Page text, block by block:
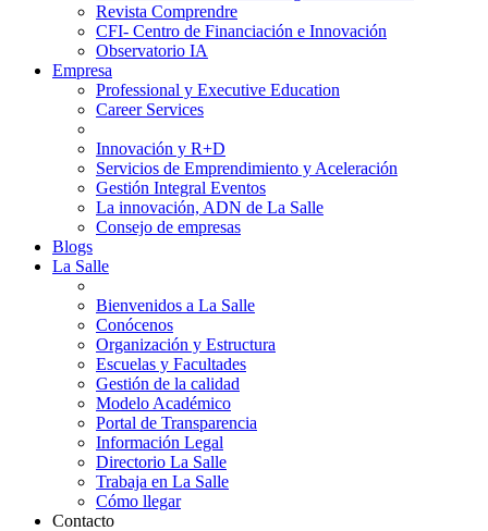
Revista Comprendre
CFI- Centro de Financiación e Innovación
Observatorio IA
Empresa
Professional y Executive Education
Career Services
Innovación y R+D
Servicios de Emprendimiento y Aceleración
Gestión Integral Eventos
La innovación, ADN de La Salle
Consejo de empresas
Blogs
La Salle
Bienvenidos a La Salle
Conócenos
Organización y Estructura
Escuelas y Facultades
Gestión de la calidad
Modelo Académico
Portal de Transparencia
Información Legal
Directorio La Salle
Trabaja en La Salle
Cómo llegar
Contacto